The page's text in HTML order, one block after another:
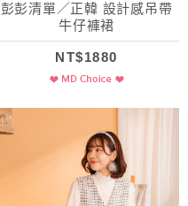
彭彭清單／正韓 設計感吊帶
牛仔褲裙
NT$1880